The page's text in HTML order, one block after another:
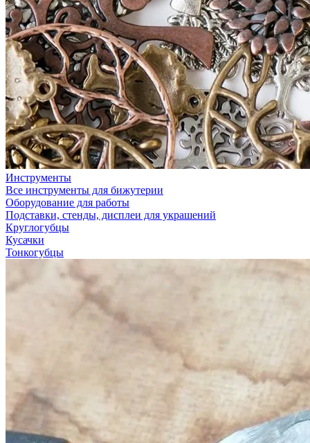
Инструменты
Все инструменты для бижутерии
Оборудование для работы
Подставки, стенды, дисплеи для украшений
Круглогубцы
Кусачки
Тонкогубцы